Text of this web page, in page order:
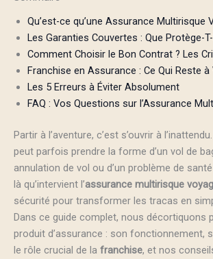
Qu’est-ce qu’une Assurance Multirisque
Les Garanties Couvertes : Que Protège-
Comment Choisir le Bon Contrat ? Les
Franchise en Assurance : Ce Qui Reste à
Les 5 Erreurs à Éviter Absolument
FAQ : Vos Questions sur l’Assurance
Partir à l’aventure, c’est s’ouvrir à
peut parfois prendre la forme d’un vol de
annulation de vol ou d’un problème de santé
là qu’intervient l’assurance multirisque
sécurité pour transformer les tracas en
Dans ce guide complet, nous décortiquons
produit d’assurance : son fonctionnement,
le rôle crucial de la franchise, et nos